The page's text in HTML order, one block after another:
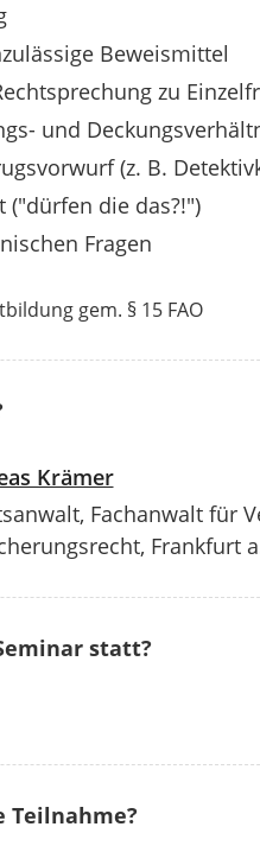
Beweismittel
zu
und
(z. B.
("dürfen die das?!")
Fragen
gem. § 15 FAO
Krämer
Fachanwalt für
Frankfurt
statt?
Teilnahme?